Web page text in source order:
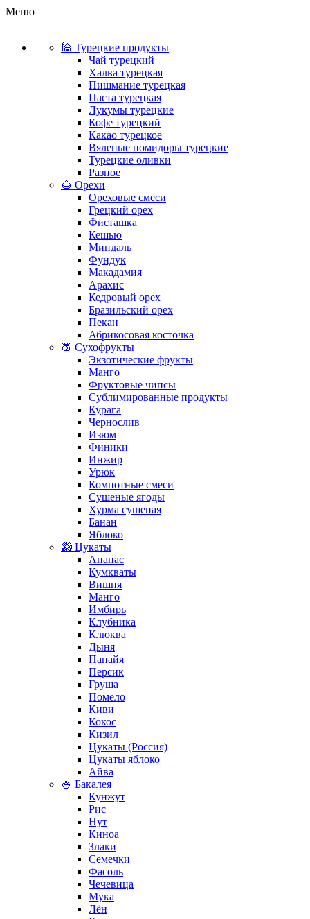
Меню
🕌 Турецкие продукты
Чай турецкий
Халва турецкая
Пишмание турецкая
Паста турецкая
Лукумы турецкие
Кофе турецкий
Какао турецкое
Вяленые помидоры турецкие
Турецкие оливки
Разное
🌰 Орехи
Ореховые смеси
Грецкий орех
Фисташка
Кешью
Миндаль
Фундук
Макадамия
Арахис
Кедровый орех
Бразильский орех
Пекан
Абрикосовая косточка
🍑 Сухофрукты
Экзотические фрукты
Манго
Фруктовые чипсы
Сублимированные продукты
Курага
Чернослив
Изюм
Финики
Инжир
Урюк
Компотные смеси
Сушеные ягоды
Хурма сушеная
Банан
Яблоко
🥝 Цукаты
Ананас
Кумкваты
Вишня
Манго
Имбирь
Клубника
Клюква
Дыня
Папайя
Персик
Груша
Помело
Киви
Кокос
Кизил
Цукаты (Россия)
Цукаты яблоко
Айва
🍚 Бакалея
Кунжут
Рис
Нут
Киноа
Злаки
Семечки
Фасоль
Чечевица
Мука
Лён